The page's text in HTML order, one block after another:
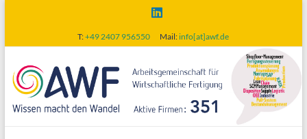
content
T:+49 2407 956550 Mail:info[at]awf.de